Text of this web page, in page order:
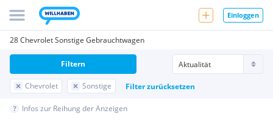
Einloggen
28 Chevrolet Sonstige Gebrauchtwagen
Chevrolet Sonstige Filter zurücksetzen
Filtern
Infos zur Reihung der Anzeigen